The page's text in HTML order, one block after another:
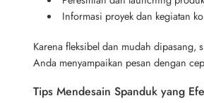
Informasi proyek dan kegiatan
Karena fleksibel dan mudah dipasang,
Anda menyampaikan pesan dengan
Tips Mendesain Spanduk yang